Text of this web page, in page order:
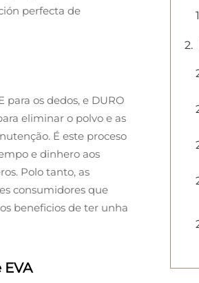
perfecta de
para os dedos, e DURO
eliminar o polvo e as
É este proceso
e dinhero aos
Polo tanto, as
consumidores que
beneficios de ter unha